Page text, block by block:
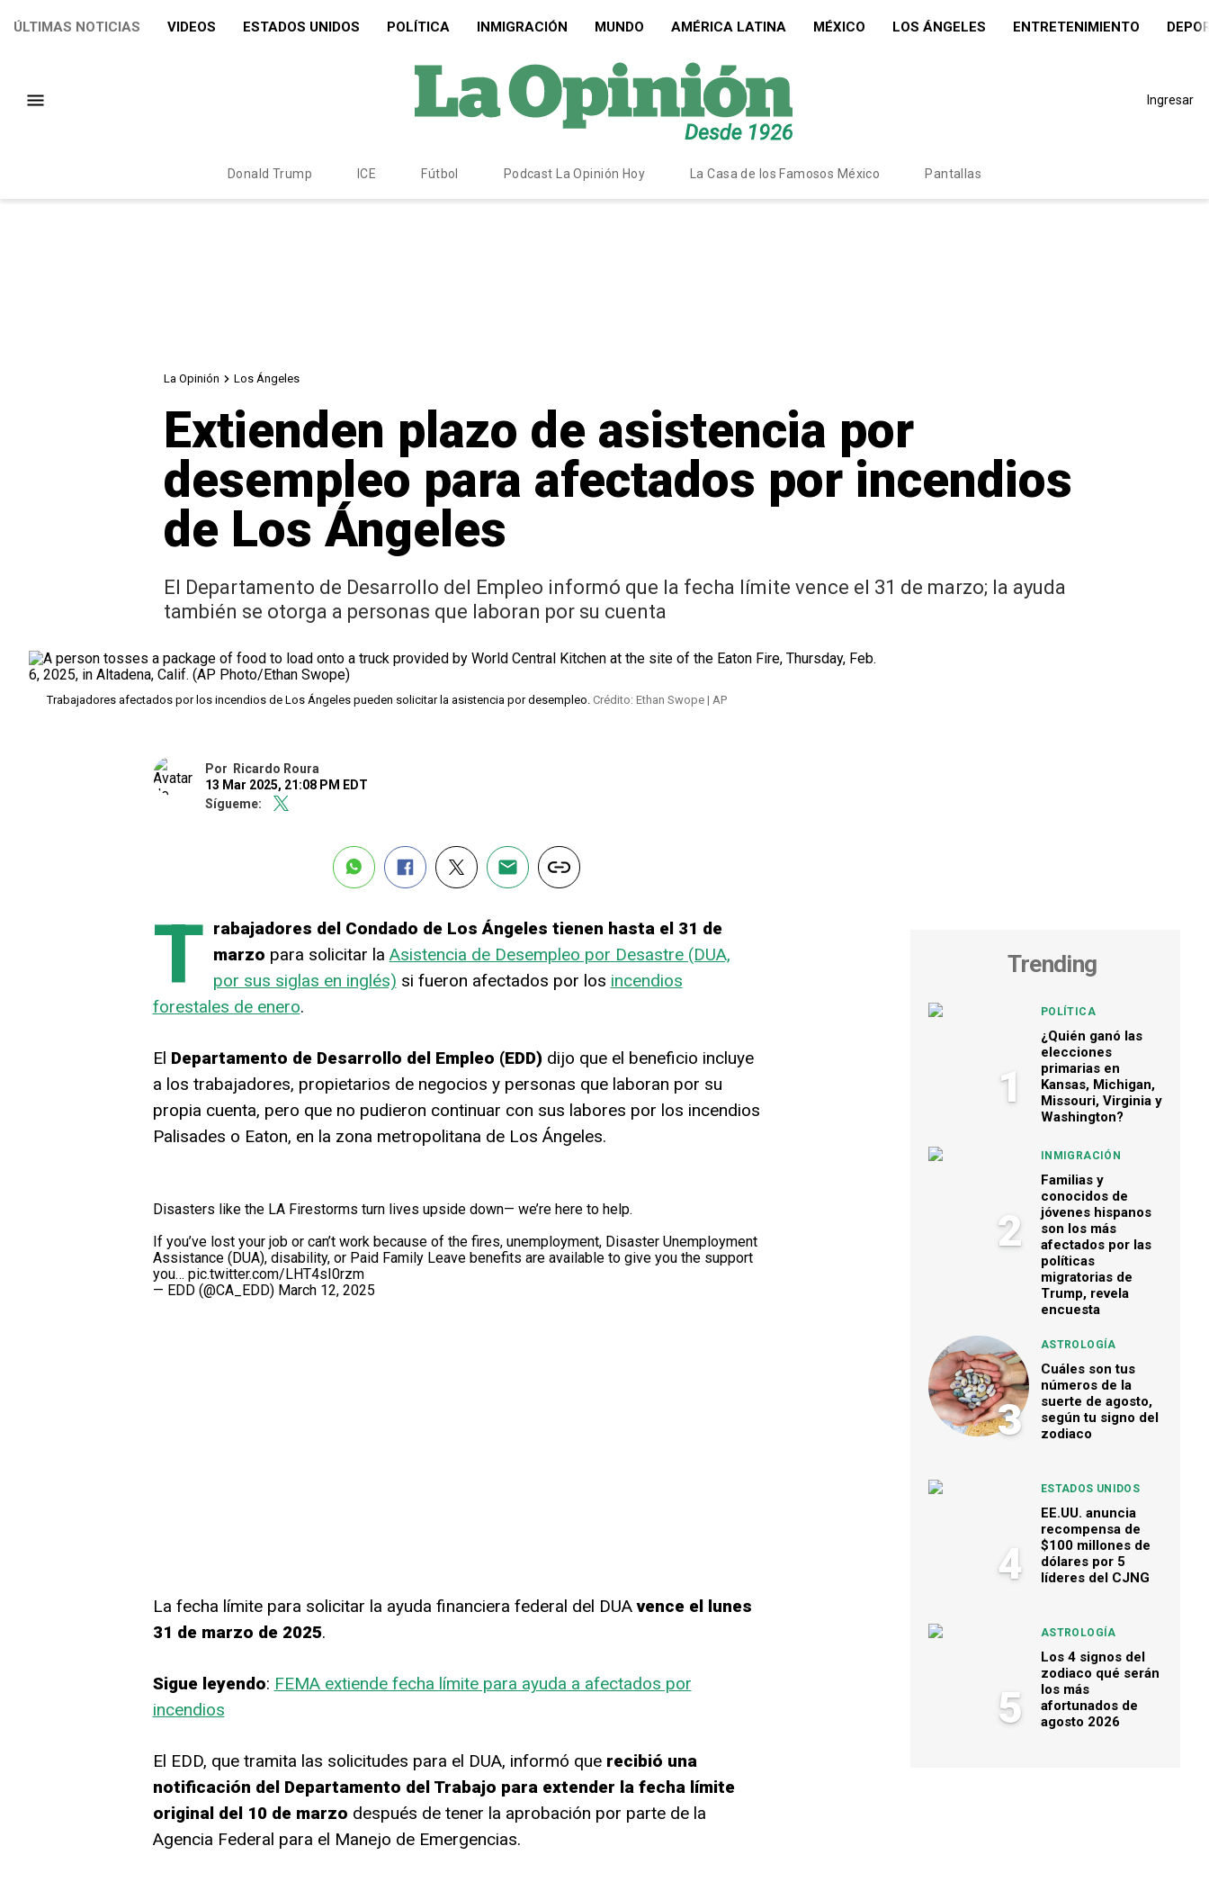
ÚLTIMAS NOTICIAS VIDEOS ESTADOS UNIDOS POLÍTICA INMIGRACIÓN MUNDO AMÉRICA LATINA MÉXICO LOS ÁNGELES ENTRETENIMIENTO
Ingresar
Donald Trump ICE Fútbol Podcast La Opinión Hoy La Casa de los Famosos México Pantallas
La Opinión Los Ángeles
Extienden plazo de asistencia por
desempleo para afectados por incendios
de Los Ángeles
El Departamento de Desarrollo del Empleo informó que la fecha límite vence el 31 de marzo; la ayuda
también se otorga a personas que laboran por su cuenta
Trabajadores afectados por los incendios de Los Ángeles pueden solicitar la asistencia por desempleo. Crédito: Ethan Swope | AP
Por
Ricardo Roura
13 Mar 2025, 21:08 PM EDT
Sígueme:
T rabajadores del Condado de Los Ángeles tienen hasta el 31 de
marzo para solicitar la Asistencia de Desempleo por Desastre (DUA,
por sus siglas en inglés) si fueron afectados por los incendios
forestales de enero.
El Departamento de Desarrollo del Empleo (EDD)dijo que el beneficio incluye
a los trabajadores, propietarios de negocios y personas que laboran por su
propia cuenta, pero que no pudieron continuar con sus labores por los incendios
Palisades o Eaton, en la zona metropolitana de Los Ángeles.
Disasters like the LA Firestorms turn lives upside down— we’re here to help.
If you’ve lost your job or can’t work because of the fires, unemployment, Disaster Unemployment
Assistance (DUA), disability, or Paid Family Leave benefits are available to give you the support
you… pic.twitter.com/LHT4sI0rzm
— EDD (@CA_EDD) March 12, 2025
La fecha límite para solicitar la ayuda financiera federal del DUAvence el lunes
31 de marzo de 2025.
Sigue leyendo: FEMA extiende fecha límite para ayuda a afectados por
incendios
El EDD, que tramita las solicitudes para el DUA, informó que recibió una
notificación del Departamento del Trabajo para extender la fecha límite
original del 10 de marzo después de tener la aprobación por parte de la
Agencia Federal para el Manejo de Emergencias.
Trending
1
POLÍTICA
¿Quién ganó las
elecciones
primarias en
Kansas, Michigan,
Missouri, Virginia y
Washington?
2
INMIGRACIÓN
Familias y
conocidos de
jóvenes hispanos
son los más
afectados por las
políticas
migratorias de
Trump, revela
encuesta
3
ASTROLOGÍA
Cuáles son tus
números de la
suerte de agosto,
según tu signo del
zodiaco
4
ESTADOS UNIDOS
EE.UU. anuncia
recompensa de
$100 millones de
dólares por 5
líderes del CJNG
5
ASTROLOGÍA
Los 4 signos del
zodiaco qué serán
los más
afortunados de
agosto 2026